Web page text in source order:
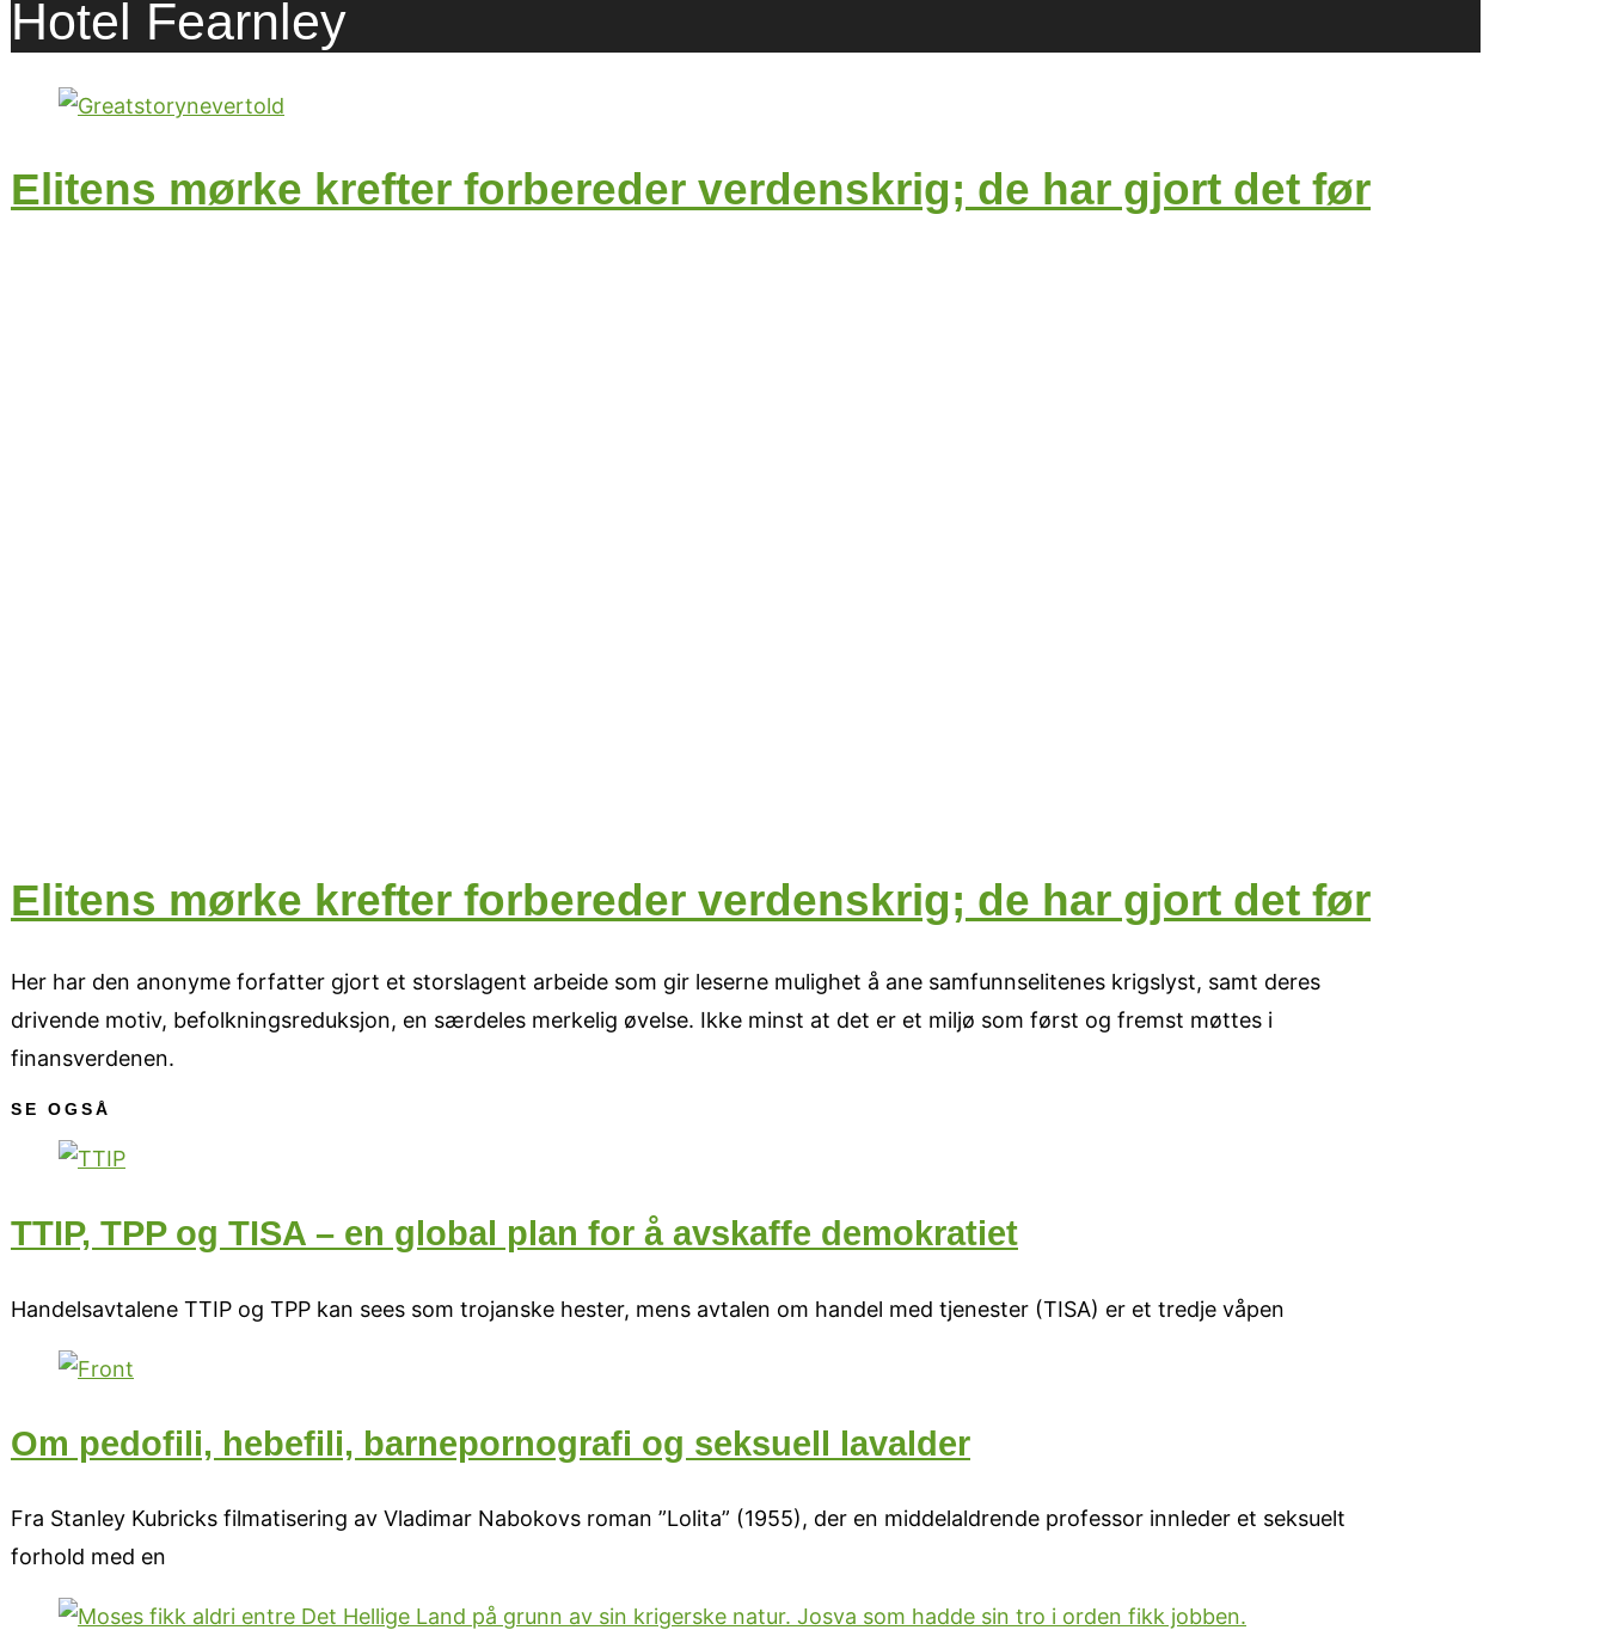
Hotel Fearnley
Elitens mørke krefter forbereder verdenskrig; de har gjort det før
Elitens mørke krefter forbereder verdenskrig; de har gjort det før
Her har den anonyme forfatter gjort et storslagent arbeide som gir leserne mulighet å ane samfunnselitenes krigslyst, samt deres
drivende motiv, befolkningsreduksjon, en særdeles merkelig øvelse. Ikke minst at det er et miljø som først og fremst møttes i
finansverdenen.
SE OGSÅ
TTIP, TPP og TISA – en global plan for å avskaffe demokratiet
Handelsavtalene TTIP og TPP kan sees som trojanske hester, mens avtalen om handel med tjenester (TISA) er et tredje våpen
Om pedofili, hebefili, barnepornografi og seksuell lavalder
Fra Stanley Kubricks filmatisering av Vladimar Nabokovs roman ”Lolita” (1955), der en middelaldrende professor innleder et seksuelt
forhold med en